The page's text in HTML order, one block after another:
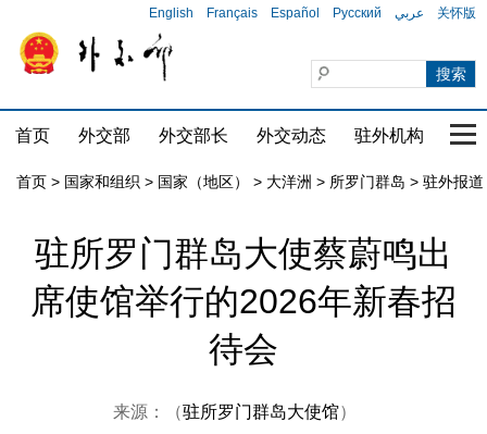
English Français Español Русский عربي 关怀版
首页 外交部 外交部长 外交动态 驻外机构 国
首页 > 国家和组织 > 国家（地区） > 大洋洲 > 所罗门群岛 > 驻外报道
驻所罗门群岛大使蔡蔚鸣出
席使馆举行的2026年新春招
待会
来源：（驻所罗门群岛大使馆）